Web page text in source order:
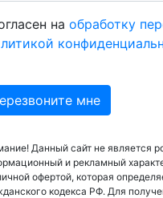
на обработку
Данный сайт не является
и рекламный
офертой, которая
кодекса РФ. Для